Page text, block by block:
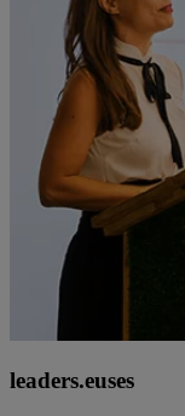
leaders.euses